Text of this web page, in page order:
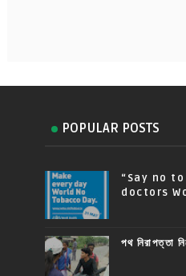
POPULAR POSTS
“Say no
doctors
পথ নিরাপত্তা